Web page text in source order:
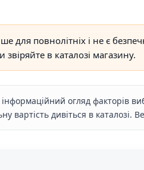
для повнолітніх і не є
в каталозі магазину.
огляд факторів
вартість дивіться в